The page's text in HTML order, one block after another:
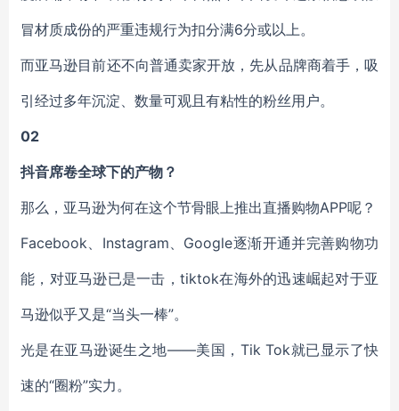
冒材质成份的严重违规行为扣分满6分或以上。
而亚马逊目前还不向普通卖家开放，先从品牌商着手，吸
引经过多年沉淀、数量可观且有粘性的粉丝用户。
02
抖音席卷全球下的产物？
那么，亚马逊为何在这个节骨眼上推出直播购物APP呢？
Facebook、Instagram、Google逐渐开通并完善购物功
能，对亚马逊已是一击，tiktok在海外的迅速崛起对于亚
马逊似乎又是“当头一棒”。
光是在亚马逊诞生之地——美国，Tik Tok就已显示了快
速的“圈粉”实力。